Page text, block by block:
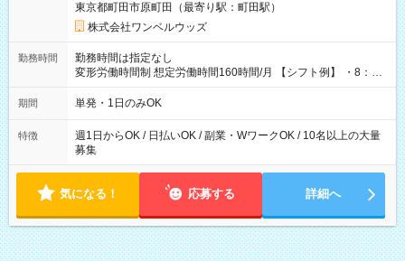
東京都町田市原町田（最寄り駅：町田駅）
株式会社ワンベルウッズ
勤務時間
勤務時間は指定なし
変形労働時間制 想定労働時間160時間/月 【シフト例】 ・8：00
～21：00
期間 単発・1日のみOK
特徴
週1日からOK / 日払いOK / 副業・WワークOK / 10名以上の大量
募集
気になる！ 応募する 詳細へ